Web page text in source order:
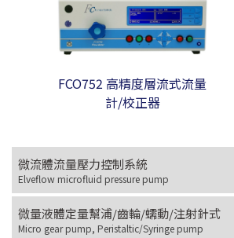
微流體流量壓力控制系統
Elveflow microfluid pressure pump
微量液體定量幫浦/齒輪/蠕動/注射針式
Micro gear pump, Peristaltic/Syringe pump
FCO752 高精度層流式流量
計/校正器